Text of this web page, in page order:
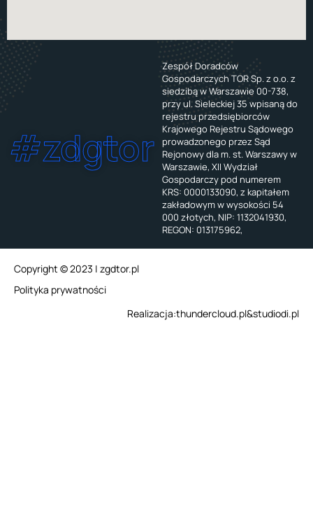
#zdgtor
Zespół Doradców
Gospodarczych TOR Sp. z o.o. z
siedzibą w Warszawie 00-738,
przy ul. Sieleckiej 35 wpisaną do
rejestru przedsiębiorców
Krajowego Rejestru Sądowego
prowadzonego przez Sąd
Rejonowy dla m. st. Warszawy w
Warszawie, XII Wydział
Gospodarczy pod numerem
KRS: 0000133090, z kapitałem
zakładowym w wysokości 54
000 złotych, NIP: 1132041930,
REGON: 013175962,
Copyright © 2023 | zgdtor.pl
Polityka prywatności
studiodi.pl
&
thundercloud.pl
Realizacja: